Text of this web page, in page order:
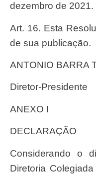
dezembro de 2021.
Art. 16. Esta Resolução entra em vigor na data
de sua publicação.
ANTONIO BARRA
Diretor-Presidente
ANEXO I
DECLARAÇÃO
Considerando o disposto na Resolução de
Diretoria